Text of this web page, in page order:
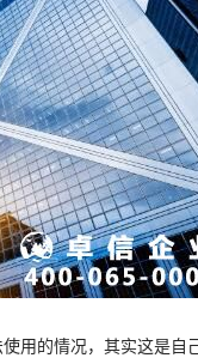
用的情况，其实这是自